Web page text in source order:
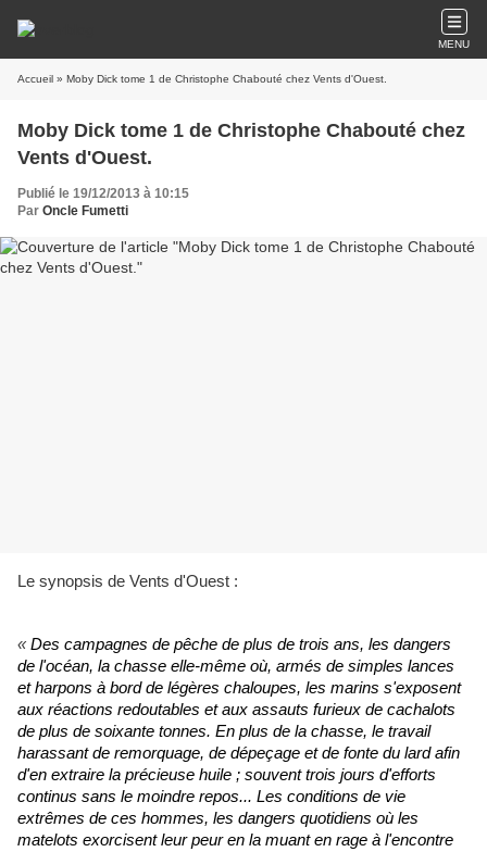
MENU
Accueil » Moby Dick tome 1 de Christophe Chabouté chez Vents d'Ouest.
Moby Dick tome 1 de Christophe Chabouté chez
Vents d'Ouest.
Publié le 19/12/2013 à 10:15
Par Oncle Fumetti
Le synopsis de Vents d'Ouest :
« Des campagnes de pêche de plus de trois ans, les dangers
de l'océan, la chasse elle-même où, armés de simples lances
et harpons à bord de légères chaloupes, les marins s'exposent
aux réactions redoutables et aux assauts furieux de cachalots
de plus de soixante tonnes. En plus de la chasse, le travail
harassant de remorquage, de dépeçage et de fonte du lard afin
d'en extraire la précieuse huile ; souvent trois jours d'efforts
continus sans le moindre repos... Les conditions de vie
extrêmes de ces hommes, les dangers quotidiens où les
matelots exorcisent leur peur en la muant en rage à l'encontre